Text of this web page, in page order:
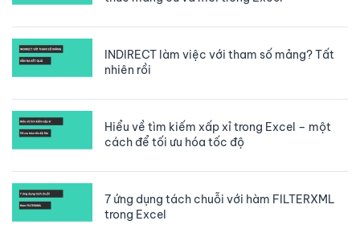
INDIRECT làm việc với tham số mảng? Tất
nhiên rồi
Hiểu về tìm kiếm xấp xỉ trong Excel – một
cách để tối ưu hóa tốc độ
7 ứng dụng tách chuỗi với hàm FILTERXML
trong Excel